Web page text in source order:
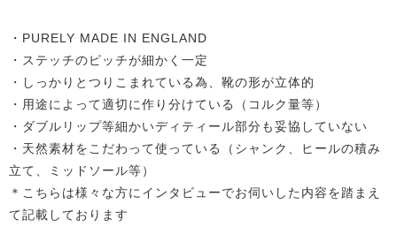
・PURELY MADE IN ENGLAND
・ステッチのピッチが細かく一定
・しっかりとつりこまれている為、靴の形が立体的
・用途によって適切に作り分けている（コルク量等）
・ダブルリップ等細かいディティール部分も妥協していない
・天然素材をこだわって使っている（シャンク、ヒールの積み
立て、ミッドソール等）
＊こちらは様々な方にインタビューでお伺いした内容を踏まえ
て記載しております